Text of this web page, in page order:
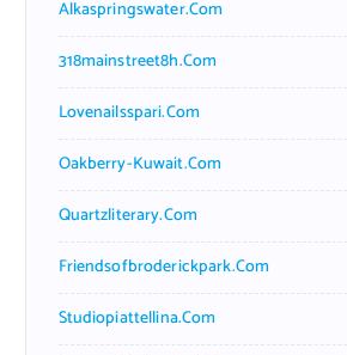
Alkaspringswater.com
318mainstreet8h.com
Lovenailsspari.com
Oakberry-Kuwait.com
Quartzliterary.com
Friendsofbroderickpark.com
Studiopiattellina.com